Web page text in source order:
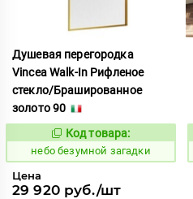
Душевая перегородка
Vincea Walk-In Рифленое
стекло/Брашированное
золото 90
Код:
1124152
Код товара:
небо безумной загадки
Цена
29 920 руб./шт